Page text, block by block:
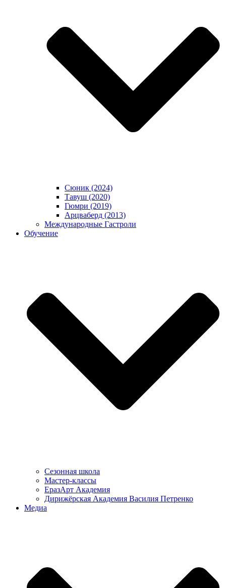
Сюник (2024)
Тавуш (2020)
Гюмри (2019)
Арцваберд (2013)
Международные Гастроли
Обучение
Сезонная школа
Мастер-классы
ЕразАрт Академия
Дирижёрская Академия Василия Петренко
Медиа